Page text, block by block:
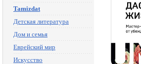
Tamizdat
Детская литература
Дом и семья
Еврейский мир
Искусство